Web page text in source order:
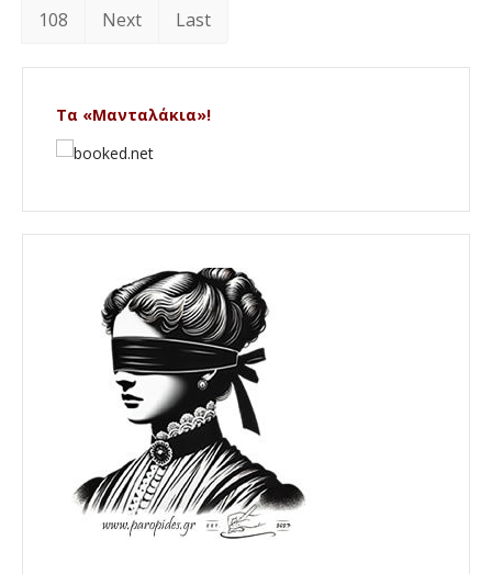
108
Next Last
Τα «Μανταλάκια»!